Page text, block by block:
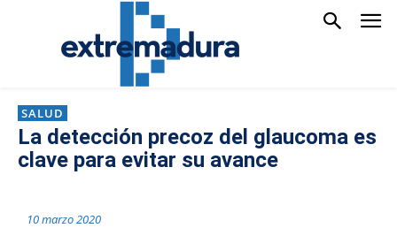
SALUD
La detección precoz del glaucoma es
clave para evitar su avance
10 marzo 2020